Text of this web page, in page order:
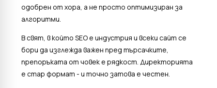
одобрен от хора, а не просто оптимизиран за
алгоритми.
В свят, в който SEO е индустрия и всеки сайт се
бори да изглежда важен пред търсачките,
препоръката от човек е рядкост. Директорията
е стар формат - и точно затова е честен.